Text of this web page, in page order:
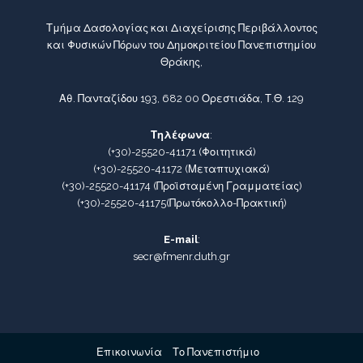
Τμήμα Δασολογίας και Διαχείρισης Περιβάλλοντος
και Φυσικών Πόρων του Δημοκριτείου Πανεπιστημίου
Θράκης,
Αθ. Πανταζίδου 193, 682 00 Ορεστιάδα, Τ.Θ. 129
Τηλέφωνα:
(+30)-25520-41171(Φοιτητικά)
(+30)-25520-41172 (Μεταπτυχιακά)
(+30)-25520-41174 (Προϊσταμένη Γραμματείας)
(+30)-25520-41175(Πρωτόκολλο-Πρακτική)
E-mail:
secr@fmenr.duth.gr
Επικοινωνία Το Πανεπιστήμιο